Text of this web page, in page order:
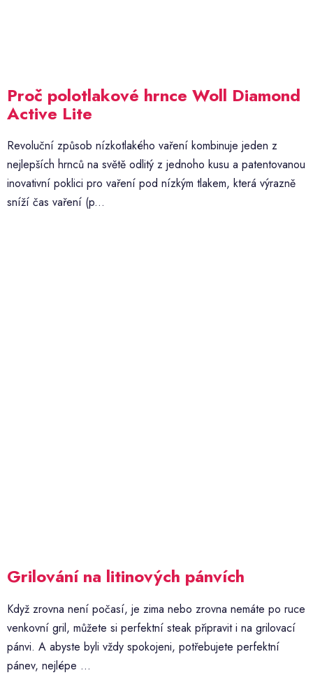
Proč polotlakové hrnce Woll Diamond
Active Lite
Revoluční způsob nízkotlakého vaření kombinuje jeden z
nejlepších hrnců na světě odlitý z jednoho kusu a patentovanou
inovativní poklici pro vaření pod nízkým tlakem, která výrazně
sníží čas vaření (p...
Grilování na litinových pánvích
Když zrovna není počasí, je zima nebo zrovna nemáte po ruce
venkovní gril, můžete si perfektní steak připravit i na grilovací
pánvi. A abyste byli vždy spokojeni, potřebujete perfektní
pánev, nejlépe ...